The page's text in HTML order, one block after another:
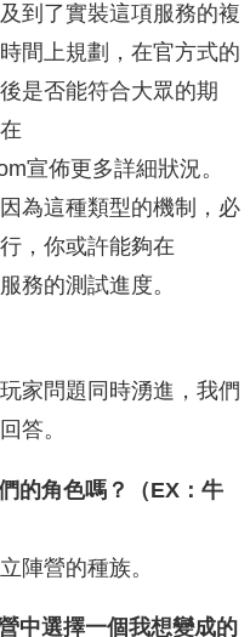
到了實裝這項服務的複
間上規劃，在官方式的
是否能符合大眾的期
宣佈更多詳細狀況。
為這種類型的機制，必
，你或許能夠在
務的測試進度。
家問題同時湧進，我們
答。
的角色嗎？（EX：牛
陣營的種族。
中選擇一個我想變成的